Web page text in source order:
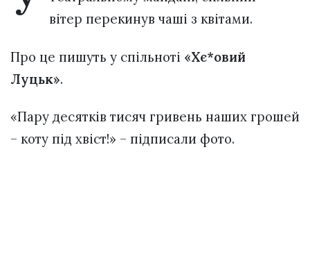
Політика конфіденційності
вітер перекинув чаші з квітами.
Про це пишуть у спільноті «Хє*овий
Луцьк».
«Пару десятків тисяч гривень наших грошей
– коту під хвіст!» – підписали фото.